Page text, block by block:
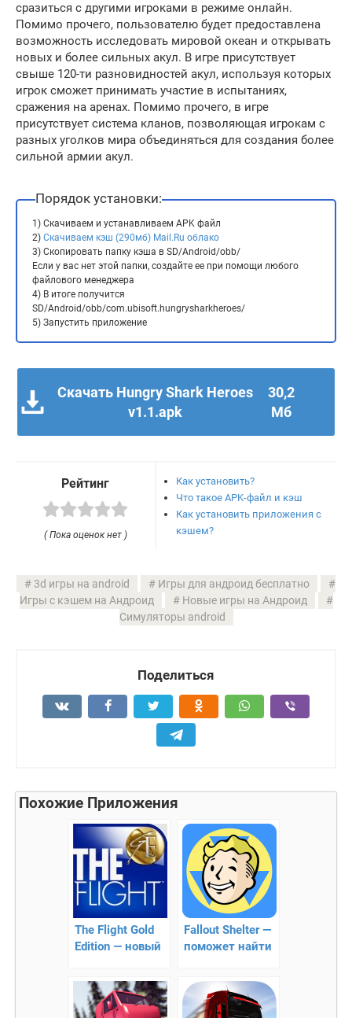
сразиться с другими игроками в режиме онлайн.
Помимо прочего, пользователю будет предоставлена
возможность исследовать мировой океан и открывать
новых и более сильных акул. В игре присутствует
свыше 120-ти разновидностей акул, используя которых
игрок сможет принимать участие в испытаниях,
сражения на аренах. Помимо прочего, в игре
присутствует система кланов, позволяющая игрокам с
разных уголков мира объединяться для создания более
сильной армии акул.
Порядок установки:
1) Скачиваем и устанавливаем APK файл
2) Скачиваем кэш (290мб) Mail.Ru облако
3) Скопировать папку кэша в SD/Android/obb/
Если у вас нет этой папки, создайте ее при помощи любого
файлового менеджера
4) В итоге получится
SD/Android/obb/com.ubisoft.hungrysharkheroes/
5) Запустить приложение
Скачать Hungry Shark Heroes
v1.1.apk
30,2
Мб
Рейтинг
( Пока оценок нет )
Как установить?
Что такое APK-файл и кэш
Как установить приложения с
кэшем?
3d игры на android
Игры для андроид бесплатно
Игры с кэшем на Андроид
Новые игры на Андроид
Симуляторы android
Поделиться
Похожие Приложения
The Flight Gold
Edition — новый
полета
Fallout Shelter —
поможет найти
укрытие